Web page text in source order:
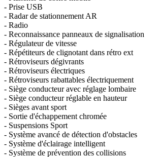
- Prise USB
- Radar de stationnement AR
- Radio
- Reconnaissance panneaux de signalisation
- Régulateur de vitesse
- Répétiteurs de clignotant dans rétro ext
- Rétroviseurs dégivrants
- Rétroviseurs électriques
- Rétroviseurs rabattables électriquement
- Siège conducteur avec réglage lombaire
- Siège conducteur réglable en hauteur
- Sièges avant sport
- Sortie d'échappement chromée
- Suspensions Sport
- Système avancé de détection d'obstacles
- Système d'éclairage intelligent
- Système de prévention des collisions